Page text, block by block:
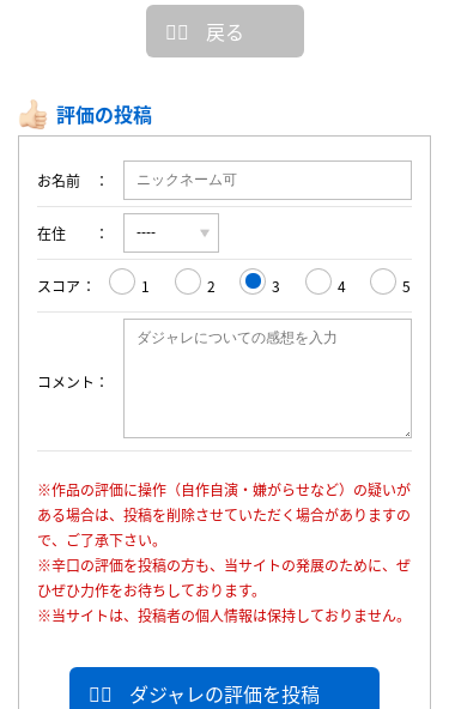
戻る
評価の投稿
お名前
在住
スコア 1 2 3 4 5
コメント
※作品の評価に操作（自作自演・嫌がらせなど）の疑いが
ある場合は、投稿を削除させていただく場合がありますの
で、ご了承下さい。
※辛口の評価を投稿の方も、当サイトの発展のために、ぜ
ひぜひ力作をお待ちしております。
※当サイトは、投稿者の個人情報は保持しておりません。
ダジャレの評価を投稿